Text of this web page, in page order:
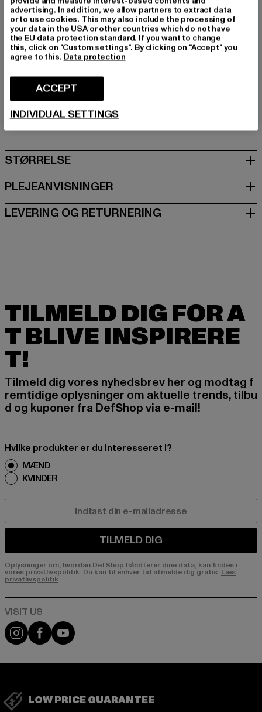
Kategori: Chinos
Farve: grau
Producentens farve: lightgrey
Materialesammensætning: 65% Polyester, 32% Bomuld,
3% Spandex
Art.nr: P1044CP-00143
Hollefeldstraße 16 | 48282 Emsdetten | DE
STØRRELSE
PLEJEANVISNINGER
LEVERING OG RETURNERING
TILMELD DIG FOR A
T BLIVE INSPIRERE
T!
Tilmeld dig vores nyhedsbrev her og modtag f
remtidige oplysninger om aktuelle trends, tilbu
d og kuponer fra DefShop via e-mail!
Hvilke produkter er du interesseret i?
MÆND
KVINDER
TILMELD DIG
Oplysninger om, hvordan DefShop håndterer dine data, kan findes i
vores privatlivspolitik. Du kan til enhver tid afmelde dig gratis. Læs
privatlivspolitik
Visit our Instagram page:
Visit our Facebook page:
Visit our YouTube channel:
LOW PRICE GUARANTEE
advertising. In addition, we allow partners to extract data
or to use cookies. This may also include the processing of
your data in the USA or other countries which do not have
the EU data protection standard. If you want to change
this, click on "Custom settings". By clicking on "Accept" you
agree to this. Data protection
ACCEPT
INDIVIDUAL SETTINGS